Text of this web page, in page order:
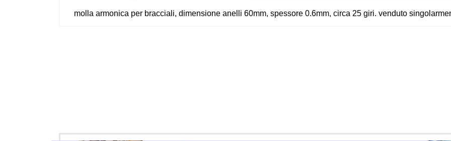
molla armonica per bracciali, dimensione anelli 60mm, spessore 0.6mm, circa 25 giri. venduto